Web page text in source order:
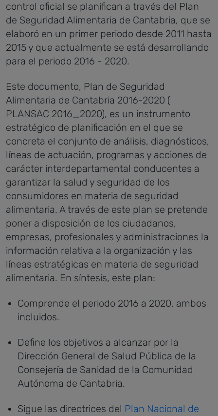
control oficial se planifican a través del Plan
de Seguridad Alimentaria de Cantabria, que se
elaboró en un primer periodo desde 2011 hasta
2015 y que actualmente se está desarrollando
para el periodo 2016 - 2020.
Este documento, Plan de Seguridad
Alimentaria de Cantabria 2016-2020 (
PLANSAC 2016_2020), es un instrumento
estratégico de planificación en el que se
concreta el conjunto de análisis, diagnósticos,
líneas de actuación, programas y acciones de
carácter interdepartamental conducentes a
garantizar la salud y seguridad de los
consumidores en materia de seguridad
alimentaria. A través de este plan se pretende
poner a disposición de los ciudadanos,
empresas, profesionales y administraciones la
información relativa a la organización y las
líneas estratégicas en materia de seguridad
alimentaria. En síntesis, este plan:
Comprende el periodo 2016 a 2020, ambos
incluidos.
Define los objetivos a alcanzar por la
Dirección General de Salud Pública de la
Consejería de Sanidad de la Comunidad
Autónoma de Cantabria.
Sigue las directrices del Plan Nacional de